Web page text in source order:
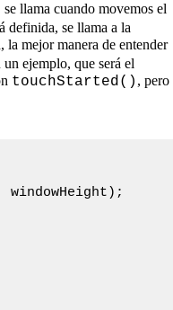
se llama cuando movemos el
definida, se llama a la
la mejor manera de entender
ejemplo, que será el
touchStarted() , pero
windowHeight);